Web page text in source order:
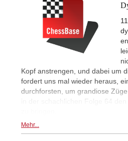
Kopf anstrengen, und dabei um
fordert uns mal wieder heraus,
durchforsten, um grandiose
in der schachlichen Folge 64 den
Mehr...